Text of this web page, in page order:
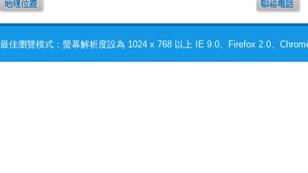
最佳瀏覽模式：螢幕解析度設為 1024 x 768 以上 IE 9.0、Firefox 2.0、